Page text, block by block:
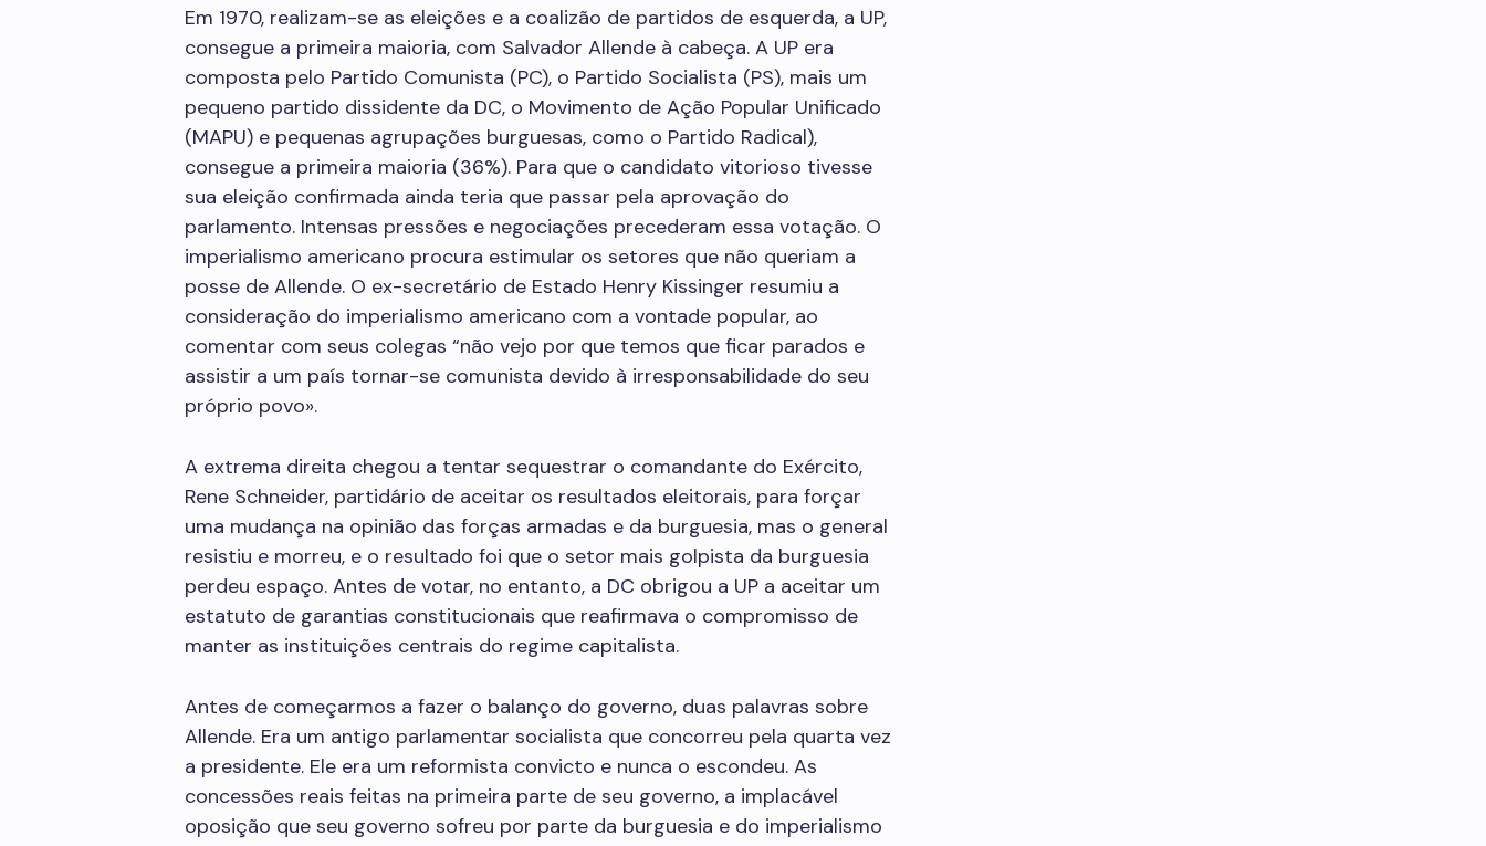
Em 1970, realizam-se as eleições e a coalizão de partidos de esquerda, a UP,
consegue a primeira maioria, com Salvador Allende à cabeça. A UP era
composta pelo Partido Comunista (PC), o Partido Socialista (PS), mais um
pequeno partido dissidente da DC, o Movimento de Ação Popular Unificado
(MAPU) e pequenas agrupações burguesas, como o Partido Radical),
consegue a primeira maioria (36%). Para que o candidato vitorioso tivesse
sua eleição confirmada ainda teria que passar pela aprovação do
parlamento. Intensas pressões e negociações precederam essa votação. O
imperialismo americano procura estimular os setores que não queriam a
posse de Allende. O ex-secretário de Estado Henry Kissinger resumiu a
consideração do imperialismo americano com a vontade popular, ao
comentar com seus colegas “não vejo por que temos que ficar parados e
assistir a um país tornar-se comunista devido à irresponsabilidade do seu
próprio povo».
A extrema direita chegou a tentar sequestrar o comandante do Exército,
Rene Schneider, partidário de aceitar os resultados eleitorais, para forçar
uma mudança na opinião das forças armadas e da burguesia, mas o general
resistiu e morreu, e o resultado foi que o setor mais golpista da burguesia
perdeu espaço. Antes de votar, no entanto, a DC obrigou a UP a aceitar um
estatuto de garantias constitucionais que reafirmava o compromisso de
manter as instituições centrais do regime capitalista.
Antes de começarmos a fazer o balanço do governo, duas palavras sobre
Allende. Era um antigo parlamentar socialista que concorreu pela quarta vez
a presidente. Ele era um reformista convicto e nunca o escondeu. As
concessões reais feitas na primeira parte de seu governo, a implacável
oposição que seu governo sofreu por parte da burguesia e do imperialismo